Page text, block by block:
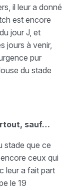
il leur a donné
est encore
jour J, et
jours à venir,
pur
du stade
sauf…
stade que ce
ceux qui
leur a fait part
le 19